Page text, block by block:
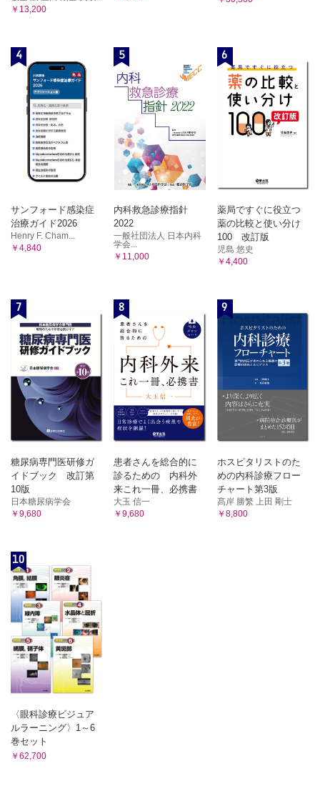
￥13,200
4
サンフォード感染症
治療ガイド2026
Henry F. Cham...
￥4,840
5
内科救急診療指針
2022
一般社団法人 日本内科
学会...
￥11,000
6
薬局ですぐに役立つ
薬の比較と使い分け
100 改訂版
児島 悠史
￥4,400
7
糖尿病専門医研修ガ
イドブック 改訂第
10版
日本糖尿病学会
￥9,680
8
患者さんを総合的に
診るための 内科外
来これ一冊、必携書
大玉 信一
￥9,680
9
ホスピタリストのた
めの内科診療フロー
チャート第3版
髙岸 勝繁 上田 剛士
￥8,800
10
〈眼科診療ビジュア
ルラーニング〉1～6
巻セット
￥62,700